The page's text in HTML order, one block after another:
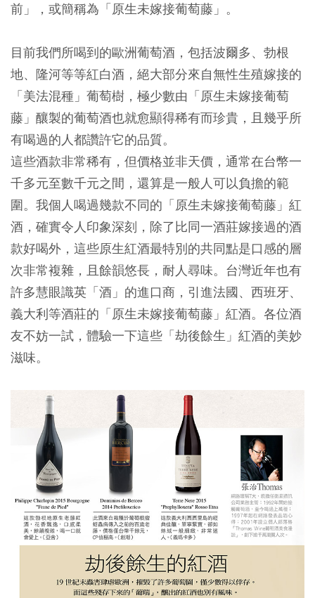
前」，或簡稱為「原生未嫁接葡萄藤」。
目前我們所喝到的歐洲葡萄酒，包括波爾多、勃根
地、隆河等等紅白酒，絕大部分來自無性生殖嫁接的
「美法混種」葡萄樹，極少數由「原生未嫁接葡萄
藤」釀製的葡萄酒也就愈顯得稀有而珍貴，且幾乎所
有喝過的人都讚許它的品質。
這些酒款非常稀有，但價格並非天價，通常在台幣一
千多元至數千元之間，還算是一般人可以負擔的範
圍。我個人喝過幾款不同的「原生未嫁接葡萄藤」紅
酒，確實令人印象深刻，除了比同一酒莊嫁接過的酒
款好喝外，這些原生紅酒最特別的共同點是口感的層
次非常複雜，且餘韻悠長，耐人尋味。台灣近年也有
許多慧眼識英「酒」的進口商，引進法國、西班牙、
義大利等酒莊的「原生未嫁接葡萄藤」紅酒。各位酒
友不妨一試，體驗一下這些「劫後餘生」紅酒的美妙
滋味。